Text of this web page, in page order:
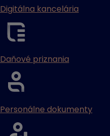
Digitálna kancelária
Daňové priznania
Personálne dokumenty